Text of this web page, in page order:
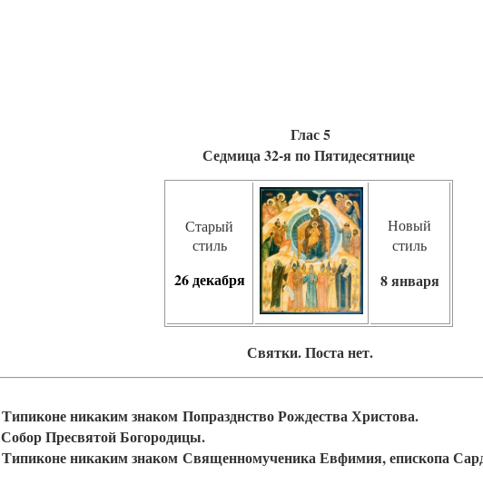
Глас 5
Седмица 32-я по Пятидесятнице
Старый
стиль
26 декабря
Новый
стиль
8 января
Святки.Поста нет.
Попразднство Рождества Христова.
Собор Пресвятой Богородицы.
Священномученика Евфимия, епископа